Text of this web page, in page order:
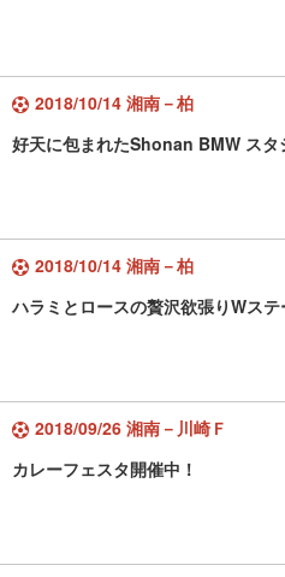
2018/10/14 湘南－柏
好天に包まれたShonan BMW スタ
2018/10/14 湘南－柏
ハラミとロースの贅沢欲張りWステ
2018/09/26 湘南－川崎Ｆ
カレーフェスタ開催中！